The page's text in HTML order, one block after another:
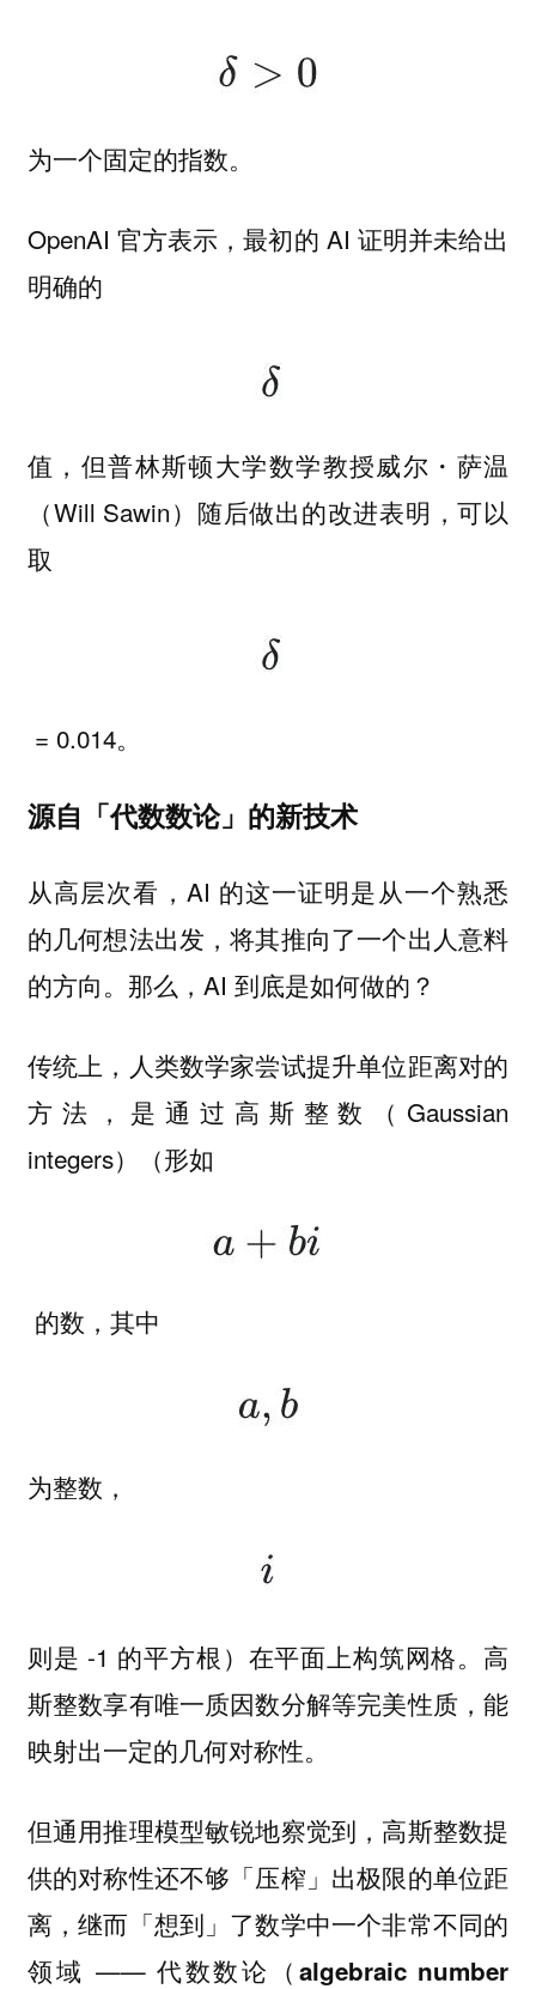
为一个固定的指数。
OpenAI 官方表示，最初的 AI 证明并未给出
明确的
值，但普林斯顿大学数学教授威尔・萨温
（Will Sawin）随后做出的改进表明，可以
取
= 0.014。
源自「代数数论」的新技术
从高层次看，AI 的这一证明是从一个熟悉
的几何想法出发，将其推向了一个出人意料
的方向。那么，AI 到底是如何做的？
传统上，人类数学家尝试提升单位距离对的
方法，是通过高斯整数（Gaussian
integers）（形如
的数，其中
为整数，
则是 -1 的平方根）在平面上构筑网格。高
斯整数享有唯一质因数分解等完美性质，能
映射出一定的几何对称性。
但通用推理模型敏锐地察觉到，高斯整数提
供的对称性还不够「压榨」出极限的单位距
离，继而「想到」了数学中一个非常不同的
领域 —— 代数数论（algebraic number